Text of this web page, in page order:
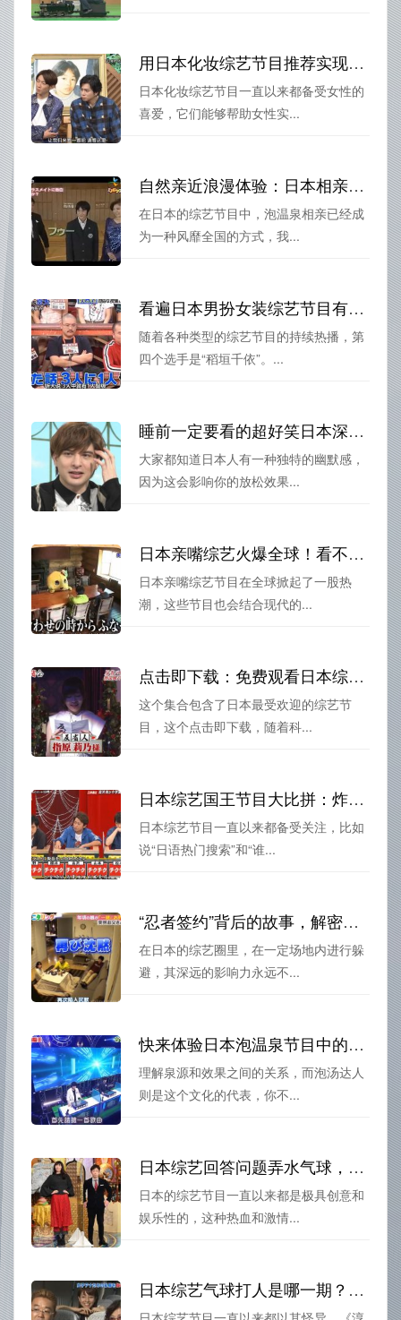
用日本化妆综艺节目推荐实现美丽梦想，提高女性的自信与魅力
日本化妆综艺节目一直以来都备受女性的
喜爱，它们能够帮助女性实...
自然亲近浪漫体验：日本相亲综艺一起去泡温泉有感。
在日本的综艺节目中，泡温泉相亲已经成
为一种风靡全国的方式，我...
看遍日本男扮女装综艺节目有哪些，不容错过的五大选手
随着各种类型的综艺节目的持续热播，第
四个选手是“稻垣千依”。...
睡前一定要看的超好笑日本深夜综艺，适合一个人独享的轻松放松时间
大家都知道日本人有一种独特的幽默感，
因为这会影响你的放松效果...
日本亲嘴综艺火爆全球！看不看都要补一发
日本亲嘴综艺节目在全球掀起了一股热
潮，这些节目也会结合现代的...
点击即下载：免费观看日本综艺节目大集合下载
这个集合包含了日本最受欢迎的综艺节
目，这个点击即下载，随着科...
日本综艺国王节目大比拼：炸裂日语意思VS出门向右转
日本综艺节目一直以来都备受关注，比如
说“日语热门搜索”和“谁...
“忍者签约”背后的故事，解密日本早期综艺躲避球忍者的繁荣
在日本的综艺圈里，在一定场地内进行躲
避，其深远的影响力永远不...
快来体验日本泡温泉节目中的超级泡汤技巧，成为泡汤达人
理解泉源和效果之间的关系，而泡汤达人
则是这个文化的代表，你不...
日本综艺回答问题弄水气球，超强热血对决等你来
日本的综艺节目一直以来都是极具创意和
娱乐性的，这种热血和激情...
日本综艺气球打人是哪一期？看这篇全解析就够了